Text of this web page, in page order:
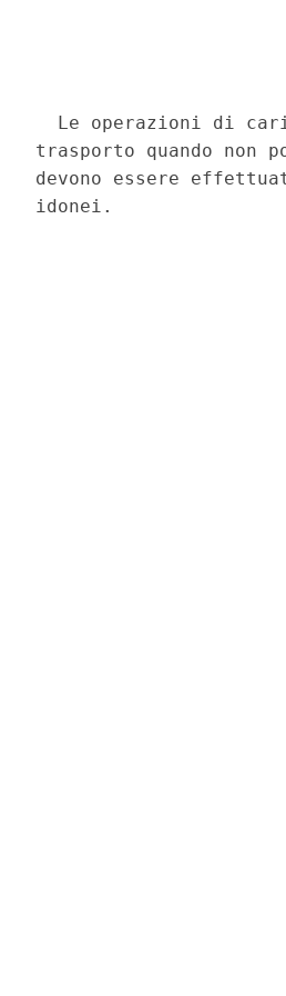
Le operazioni di
trasporto quando non
devono essere